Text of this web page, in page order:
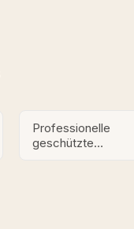
Professionelle
geschützte